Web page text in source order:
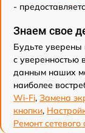
-
Знаем свое
Будьте
с уверенностью
данным наших
наиболее
Wi-Fi, Замена
кнопки,
Ремонт